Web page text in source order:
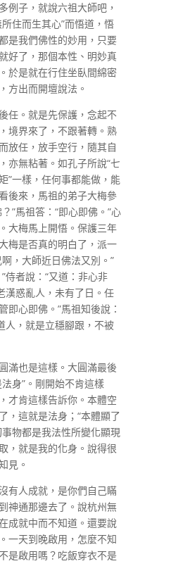
例子，就說六祖大師吧，
住而生其心”而悟道，悟
是我們佛性的妙用，只要
好了，那個本性、明妙真
於是就在行住坐臥間綿密
方出而開壇說法。
任。就是先保護，念起不
境界來了，不跟著轉。熟
放任，放手空行，隨其自
亦無粘著。如孔子所說“七
”一樣，任何事都能做，能
後來，馬祖的弟子大梅參
”馬祖答：“即心即佛。”心
大梅馬上開悟。保護三年
梅是否真的明白了，派一
，大師近日佛法又別。”
侍者說：“又道：非心非
漢惑亂人，未有了日。任
即心即佛。”馬祖知後說：
人，就是立穩腳跟，不被
滿也是這樣。大圓滿最後
身”。剛開始不肯這樣
才肯這樣告訴你。本體空
，這就是法身；“本體顯了
物都是我法性所變化顯現
，就是我的化身。說得很
見。
有人成就，是你們自己瞞
神通那邊去了。說杭州無
成就中而不知道。還要說
一天到晚啟用，怎麼不知
是啟用嗎？吃飯穿衣不是